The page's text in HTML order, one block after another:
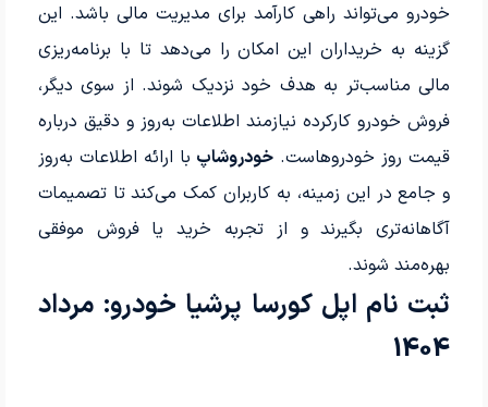
خودرو می‌تواند راهی کارآمد برای مدیریت مالی باشد. این
گزینه به خریداران این امکان را می‌دهد تا با برنامه‌ریزی
مالی مناسب‌تر به هدف خود نزدیک شوند. از سوی دیگر،
فروش خودرو کارکرده نیازمند اطلاعات به‌روز و دقیق درباره
قیمت روز خودروهاست. خودروشاپ با ارائه اطلاعات به‌روز
و جامع در این زمینه، به کاربران کمک می‌کند تا تصمیمات
آگاهانه‌تری بگیرند و از تجربه خرید یا فروش موفقی
بهره‌مند شوند.
ثبت نام اپل کورسا پرشیا خودرو: مرداد
1404